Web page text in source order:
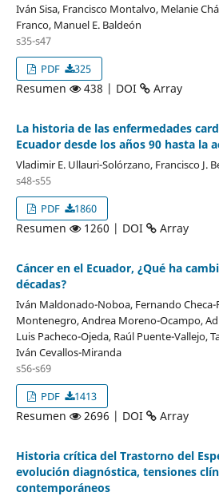
Iván Sisa, Francisco Montalvo, Melanie
Franco, Manuel E. Baldeón
s35-s47
PDF
325
Resumen 438 | DOI Array
La historia de las enfermedades
Ecuador desde los años 90 hasta la
Vladimir E. Ullauri-Solórzano, Francisco J.
s48-s55
PDF
1860
Resumen 1260 | DOI Array
Cáncer en el Ecuador, ¿Qué ha
décadas?
Iván Maldonado-Noboa, Fernando Checa-
Montenegro, Andrea Moreno-Ocampo,
Luis Pacheco-Ojeda, Raúl Puente-Vallejo,
Iván Cevallos-Miranda
s56-s69
PDF
1413
Resumen 2696 | DOI Array
Historia crítica del Trastorno del
evolución diagnóstica, tensiones
contemporáneos